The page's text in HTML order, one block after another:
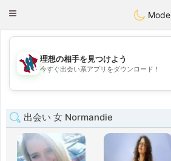
Taimerais
Toggle
Mode
💖
💕
理想の相手を見つけよう
今すぐ出会い系アプリをダウンロード！
出会い 女 Normandie